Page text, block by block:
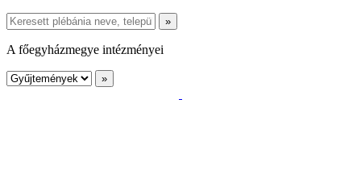
A főegyházmegye intézményei